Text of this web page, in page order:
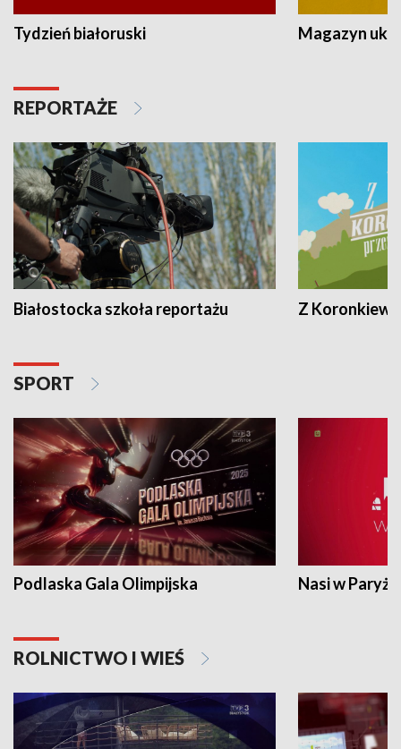
Tydzień białoruski Magazyn
REPORTAŻE
Białostocka szkoła reportażu Z
SPORT
Podlaska Gala Olimpijska Nasi w Paryżu
ROLNICTWO I WIEŚ